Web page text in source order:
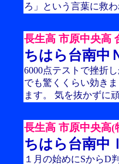
ろ」という言葉に救わ
長生高 市原中央高
ちはら台南中
6000点テストで挫折
でも驚くくらい効き
ます。 気を抜かずに
長生高 市原中央高(
ちはら台南中
１月の始めにSからD